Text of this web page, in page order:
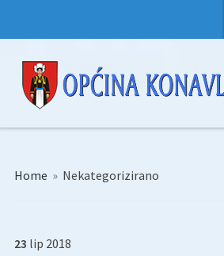
Home » Nekategorizirano
23 lip 2018